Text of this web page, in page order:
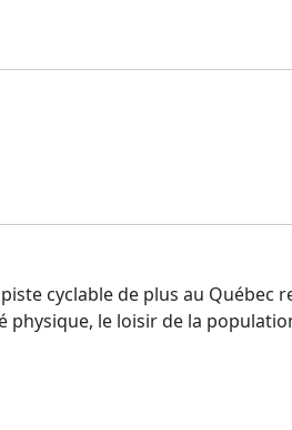
cyclable de plus au Québec
le loisir de la